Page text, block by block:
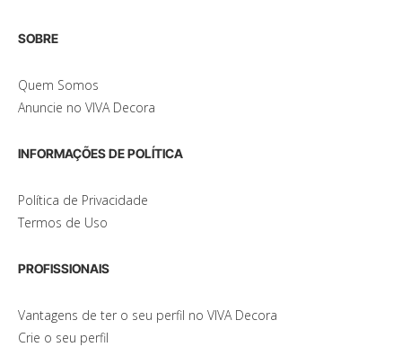
SOBRE
Quem Somos
Anuncie no VIVA Decora
INFORMAÇÕES DE POLÍTICA
Política de Privacidade
Termos de Uso
PROFISSIONAIS
Vantagens de ter o seu perfil no VIVA Decora
Crie o seu perfil